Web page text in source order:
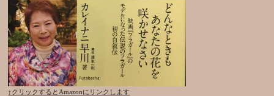
↑クリックするとAmazonにリンクします